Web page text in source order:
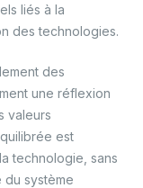
liés à la
des technologies.
des
une réflexion
valeurs
est
technologie, sans
système